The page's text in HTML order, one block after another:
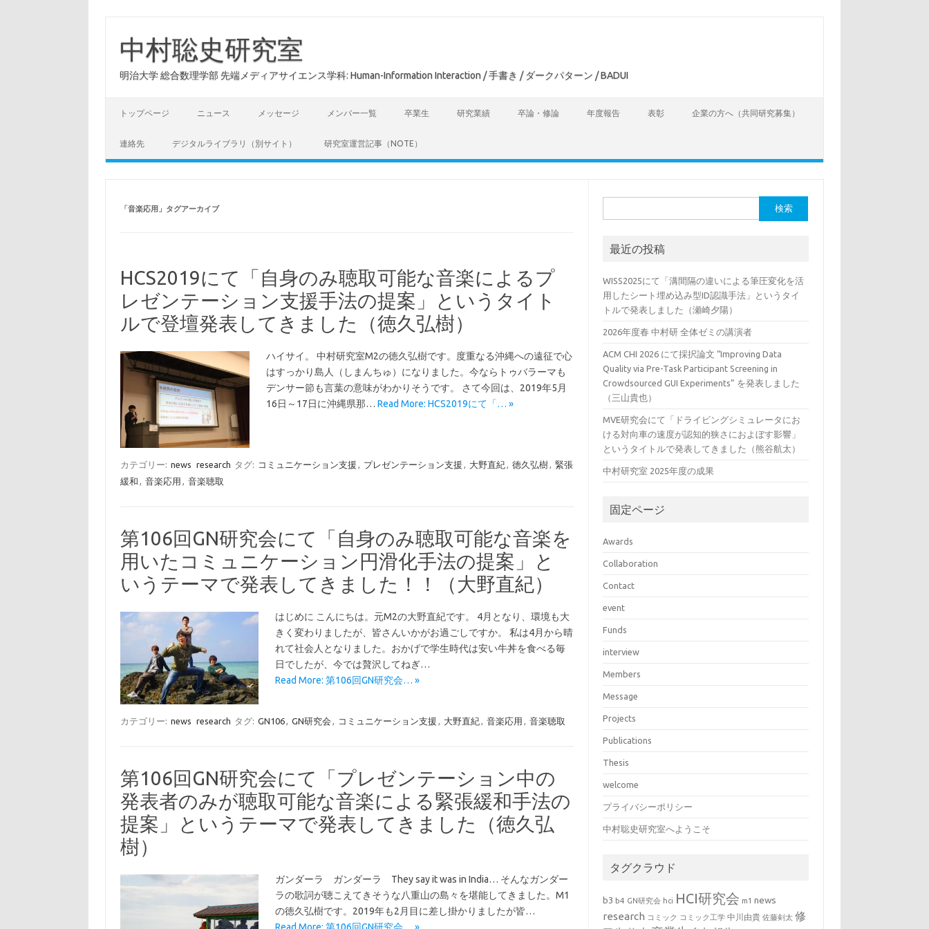
中村聡史研究室
明治大学 総合数理学部 先端メディアサイエンス学科: Human-Information Interaction / 手書き / ダークパターン / BADUI
トップページ ニュース メッセージ メンバー一覧 卒業生 研究業績 卒論・修論 年度報告 表彰 企業の方へ（共同研究募集）
連絡先 デジタルライブラリ（別サイト） 研究室運営記事（NOTE）
「音楽応用 」タグアーカイブ
HCS2019にて「自身のみ聴取可能な音楽によるプ
レゼンテーション支援手法の提案」というタイト
ルで登壇発表してきました（徳久弘樹）
ハイサイ。 中村研究室M2の徳久弘樹です。度重なる沖縄への遠征で心
はすっかり島人（しまんちゅ）になりました。今ならトゥバラーマも
デンサー節も言葉の意味がわかりそうです。 さて今回は、2019年5月
16日～17日に沖縄県那… Read More: HCS2019にて「… »
カテゴリー: news research タグ: コミュニケーション支援 , プレゼンテーション支援 , 大野直紀, 徳久弘樹, 緊張
緩和 , 音楽応用 , 音楽聴取
第106回GN研究会にて「自身のみ聴取可能な音楽を
用いたコミュニケーション円滑化手法の提案」と
いうテーマで発表してきました！！（大野直紀）
はじめに こんにちは。元M2の大野直紀です。 4月となり、環境も大
きく変わりましたが、皆さんいかがお過ごしですか。 私は4月から晴
れて社会人となりました。おかげで学生時代は安い牛丼を食べる毎
日でしたが、今では贅沢してねぎ…
Read More: 第106回GN研究会… »
カテゴリー: news research タグ: GN106 GN研究会 コミュニケーション支援 大野直紀 音楽応用 音楽聴取
第106回GN研究会にて「プレゼンテーション中の
発表者のみが聴取可能な音楽による緊張緩和手法の
提案」というテーマで発表してきました（徳久弘
樹）
ガンダーラ ガンダーラ They say it was in India… そんなガンダー
ラの歌詞が聴こえてきそうな八重山の島々を堪能してきました。M1
の徳久弘樹です。2019年も2月目に差し掛かりましたが皆…
Read More: 第106回GN研究会… »
索:
最近の投稿
WISS2025にて「溝間隔の違いによる筆圧変化を活
用したシート埋め込み型ID認識手法」というタイ
トルで発表しました（瀬崎夕陽）
2026年度春 中村研 全体ゼミの講演者
ACM CHI 2026 にて採択論文 “Improving Data
Quality via Pre-Task Participant Screening in
Crowdsourced GUI Experiments” を発表しました
（三山貴也）
MVE研究会にて「ドライビングシミュレータにお
ける対向車の速度が認知的狭さにおよぼす影響」
というタイトルで発表してきました（熊谷航太）
中村研究室 2025年度の成果
固定ページ
Awards
Collaboration
Contact
event
Funds
interview
Members
Message
Projects
Publications
Thesis
welcome
プライバシーポリシー
中村聡史研究室へようこそ
タグクラウド
b3 b4 GN研究会 hci HCI研究会 m1 news
research コミック コミック工学 中川由貴 佐藤剣太 修